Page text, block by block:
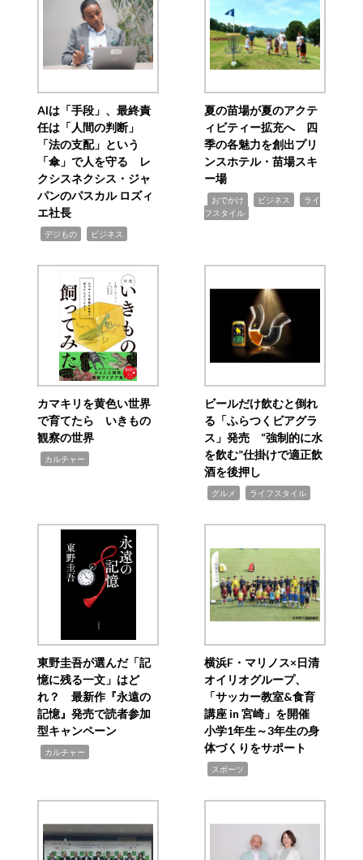
AIは「手段」、最終責
任は「人間の判断」
「法の支配」という
「傘」で人を守る レ
クシスネクシス・ジャ
パンのパスカル ロズィ
エ社長
デジもの ビジネス
夏の苗場が夏のアクテ
ィビティー拡充へ 四
季の各魅力を創出プリ
ンスホテル・苗場スキ
ー場
おでかけ ビジネス
ライ
フスタイル
カマキリを黄色い世界
で育てたら いきもの
観察の世界
カルチャー
ビールだけ飲むと倒れ
る「ふらつくビアグラ
ス」発売 “強制的に水
を飲む”仕掛けで適正飲
酒を後押し
グルメ ライフスタイル
東野圭吾が選んだ「記
憶に残る一文」はど
れ？ 最新作『永遠の
記憶』発売で読者参加
型キャンペーン
カルチャー
横浜F・マリノス×日清
オイリオグループ、
「サッカー教室&食育
講座 in 宮崎」を開催
小学1年生～3年生の身
体づくりをサポート
スポーツ